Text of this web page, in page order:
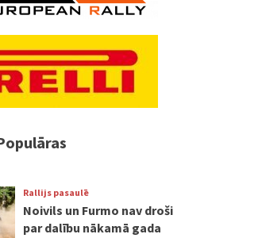
Rallijs pasaulē
Noivils un Furmo nav droši
par dalību nākamā gada